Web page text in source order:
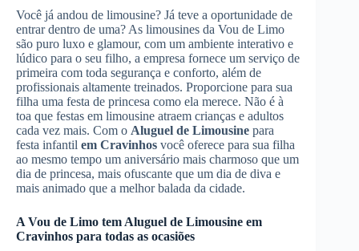
Você já andou de limousine? Já teve a oportunidade de
entrar dentro de uma? As limousines da Vou de Limo
são puro luxo e glamour, com um ambiente interativo e
lúdico para o seu filho, a empresa fornece um serviço de
primeira com toda segurança e conforto, além de
profissionais altamente treinados. Proporcione para sua
filha uma festa de princesa como ela merece. Não é à
toa que festas em limousine atraem crianças e adultos
cada vez mais. Com o Aluguel de Limousine para
festa infantil em Cravinhos você oferece para sua filha
ao mesmo tempo um aniversário mais charmoso que um
dia de princesa, mais ofuscante que um dia de diva e
mais animado que a melhor balada da cidade.
A Vou de Limo tem Aluguel de Limousine em
Cravinhos para todas as ocasiões